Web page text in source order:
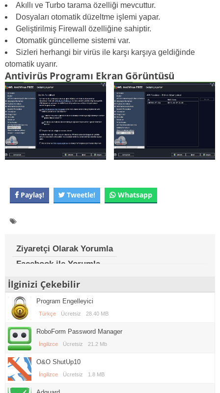
Akıllı ve Turbo tarama özelliği mevcuttur.
Dosyaları otomatik düzeltme işlemi yapar.
Geliştirilmiş Firewall özelliğine sahiptir.
Otomatik güncelleme sistemi var.
Sizleri herhangi bir virüs ile karşı karşıya geldiğinde
otomatik uyarır.
Antivirüs Programı Ekran Görüntüsü
Paylaş! Tweetle! Whatsapp
Ziyaretçi Olarak Yorumla
Facebook ile Yorumla
İlginizi Çekebilir
Program Engelleyici
Türkçe Ücretsiz 28.40 MB
RoboForm Password Manager
İngilizce Ücretsiz 21.2 Mb
O&O ShutUp10
İngilizce Ücretsiz 1.8 MB